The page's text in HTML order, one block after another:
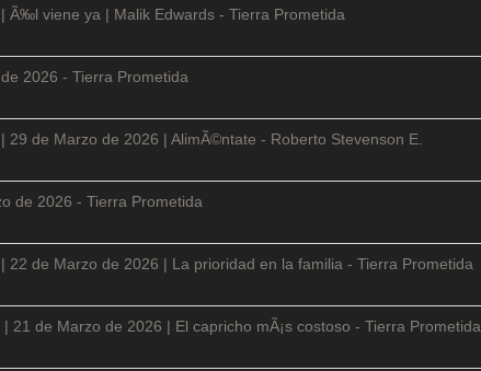
Ã‰l viene ya | Malik Edwards - Tierra Prometida
2026 - Tierra Prometida
| 29 de Marzo de 2026 | AlimÃ©ntate - Roberto Stevenson E.
de 2026 - Tierra Prometida
| 22 de Marzo de 2026 | La prioridad en la familia - Tierra Prometida
| 21 de Marzo de 2026 | El capricho mÃ¡s costoso - Tierra Prometida